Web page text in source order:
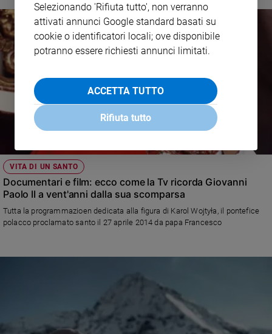
VITA DI UN SANTO
Documentari e film: ecco come la Tv ricorda Giovanni
Paolo II a vent'anni dalla sua scomparsa
Tutta la programmazioen dedicata alla figura di Karol Wojtyła, il pontefice
polacco proclamato santo il 27 aprile 2014 da papa Francesco
Selezionando 'Rifiuta tutto', non verranno
attivati annunci Google standard basati su
cookie o identificatori locali; ove disponibile
potranno essere richiesti annunci limitati.
ACCETTA TUTTO
Rifiuta tutto